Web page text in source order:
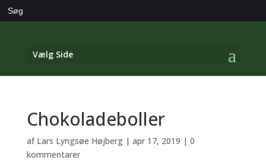
for:
Vælg Side
Chokoladeboller
af Lars Lyngsøe Højberg| apr 17, 2019 | 0
kommentarer